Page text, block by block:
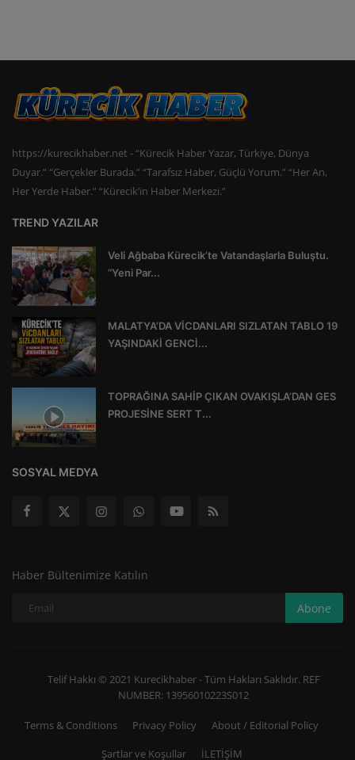
https://kurecikhaber.net - “Kürecik Haber Yazar, Türkiye, Dünya
Duyar.” “Gerçekler Burada.” “Tarafsız Haber, Güçlü Yorum.” “Her An,
Her Yerde Haber.” “Kürecik’in Haber Merkezi.”
TREND YAZILAR
Veli Ağbaba Kürecik’te Vatandaşlarla Buluştu.
“Yeni Par...
MALATYA’DA VİCDANLARI SIZLATAN TABLO 19
YAŞINDAKİ GENCİ...
TOPRAĞINA SAHİP ÇIKAN OVAKIŞLA’DAN GES
PROJESİNE SERT T...
SOSYAL MEDYA
Haber Bültenimize Katılın
Abone
Telif Hakkı © 2021 Kurecikhaber - Tüm Hakları Saklıdır. REF
NUMBER: 13956010223S012
Terms & Conditions Privacy Policy
About / Editorial Policy
Şartlar ve Koşullar
İLETİŞİM